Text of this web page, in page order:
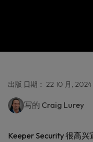
出版 日期： 22 10 月, 2024
写的 Craig Lurey
Keeper Security 很高